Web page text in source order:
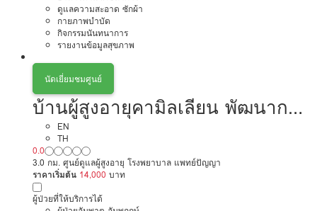
ดูแลความสะอาด ซักผ้า
กายภาพบำบัด
กิจกรรมนันทนาการ
รายงานข้อมูลสุขภาพ
นัดเยี่ยมชมศูนย์
บ้านผู้สูงอายุคามิลเลียน พัฒนาการ
การดูแลผู้สูงอายุหรือผู้มีภาวะพึ่งพิง
EN
TH
0.0
3.0 กม. ศูนย์ดูแลผู้สูงอายุ โรงพยาบาล แพทย์ปัญญา
ราคาเริ่มต้น 14,000 บาท
ผู้ป่วยที่ให้บริการได้